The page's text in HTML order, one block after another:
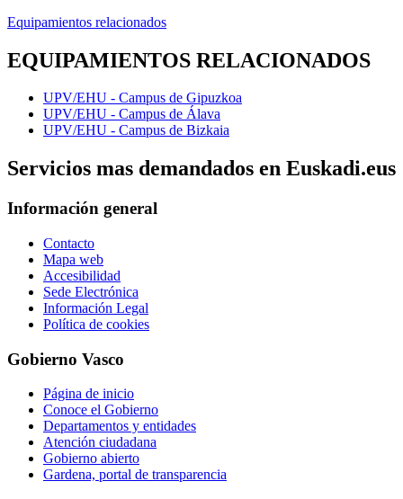
Equipamientos relacionados
EQUIPAMIENTOS RELACIONADOS
UPV/EHU - Campus de Gipuzkoa
UPV/EHU - Campus de Álava
UPV/EHU - Campus de Bizkaia
Servicios mas demandados en Euskadi.eus
Información general
Contacto
Mapa web
Accesibilidad
Sede Electrónica
Información Legal
Política de cookies
Gobierno Vasco
Página de inicio
Conoce el Gobierno
Departamentos y entidades
Atención ciudadana
Gobierno abierto
Gardena, portal de transparencia